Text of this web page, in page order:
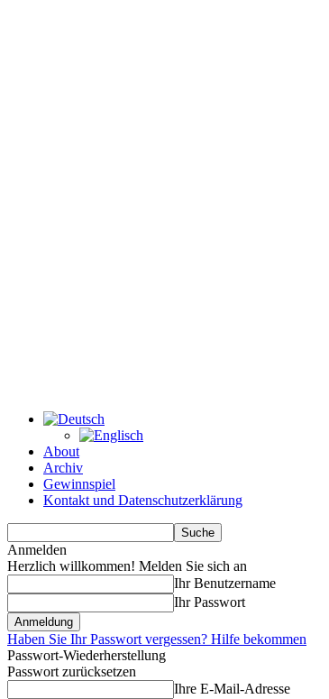
About
Archiv
Gewinnspiel
Kontakt und Datenschutzerklärung
Anmelden
Herzlich willkommen! Melden Sie sich an
Ihr Benutzername
Ihr Passwort
Haben Sie Ihr Passwort vergessen? Hilfe bekommen
Passwort-Wiederherstellung
Passwort zurücksetzen
Ihre E-Mail-Adresse